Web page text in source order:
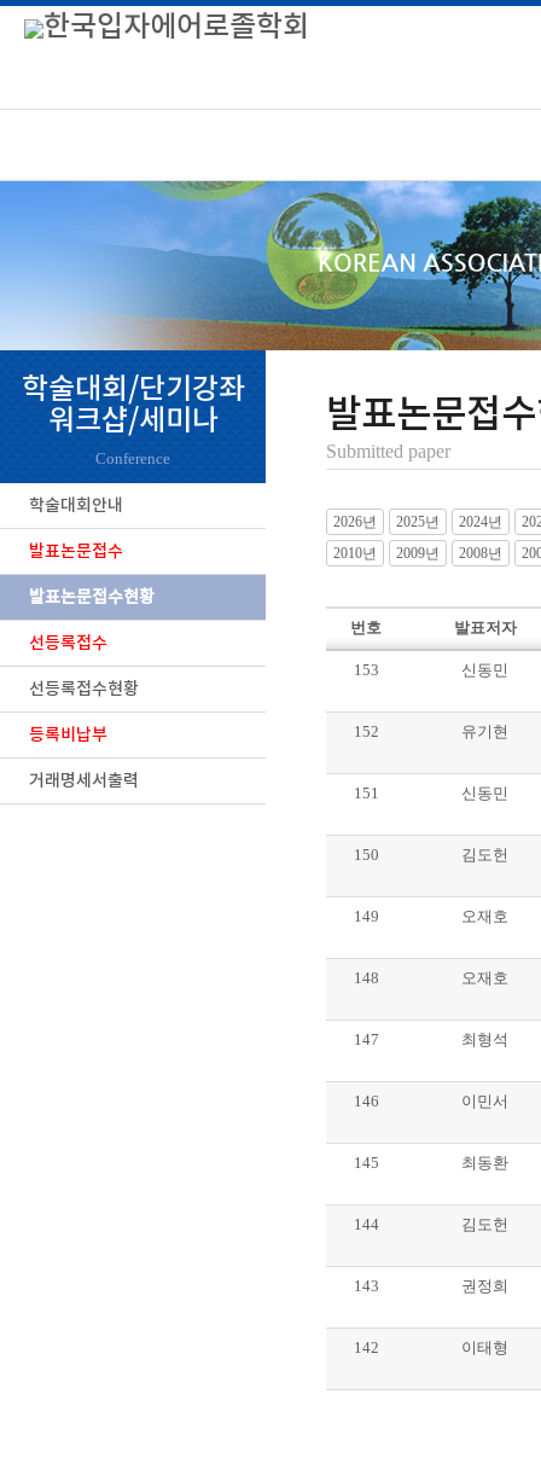
학술대회/단기강좌
워크샵/세미나
Conference
학술대회안내
발표논문접수
발표논문접수현황
선등록접수
선등록접수현황
등록비납부
거래명세서출력
발표논문접
Submitted paper
2026년 2025년 2024년
2010년
2009년 2008년
번호 발표저자
153 신동민
152 유기현
151 신동민
150 김도헌
149 오재호
148 오재호
147 최형석
146 이민서
145 최동환
144 김도헌
143 권정희
142 이태형